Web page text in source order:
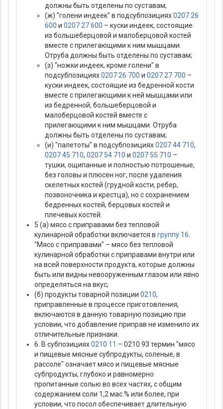
должны быть отделены по суставам;
(ж) "голени индеек" в подсубпозициях0207 26
600 и 0207 27 600 – куски индеек, состоящие
из большеберцовой и малоберцовой костей
вместе с прилегающими к ним мышцами.
Отруба должны быть отделены по суставам;
(з) "ножки индеек, кроме голени" в
подсубпозициях0207 26 700 и 0207 27 700 –
куски индеек, состоящие из бедренной кости
вместе с прилегающими к ней мышцами или
из бедренной, большеберцовой и
малоберцовой костей вместе с
прилегающими к ним мышцами. Отруба
должны быть отделены по суставам;
(и) "палетоты" в подсубпозициях0207 44 710,
0207 45 710, 0207 54 710 и 0207 55 710 –
тушки, ощипанные и полностью потрошеные,
без головы и плюсен ног, после удаления
скелетных костей (грудной кости, ребер,
позвоночника и крестца), но с сохранением
бедренных костей, берцовых костей и
плечевых костей.
5 (а) мясо с приправами без тепловой
кулинарной обработки включается в группу 16
"Мясо с приправами" – мясо без тепловой
кулинарной обработки с приправами внутри или
на всей поверхности продукта, которые должны
быть или видны невооруженным глазом или явно
определяться на вкус;
(б) продукты товарной позиции 0210,
приправленные в процессе приготовления,
включаются в данную товарную позицию при
условии, что добавление приправ не изменило их
отличительные признаки.
6. В субпозициях0210 11 – 0210 93 термин "мясо
и пищевые мясные субпродукты, соленые, в
рассоле" означает мясо и пищевые мясные
субпродукты, глубоко и равномерно
пропитанные солью во всех частях, с общим
содержанием соли 1,2 мас.% или более, при
условии, что посол обеспечивает длительную